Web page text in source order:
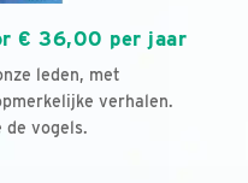
€ 36,00 per jaar
leden, met
verhalen.
de vogels.